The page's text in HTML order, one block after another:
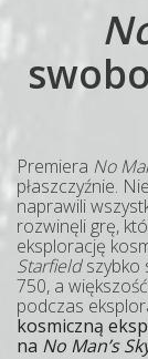
Premiera No
płaszczyźnie.
naprawili
rozwinęli grę,
eksplorację
Starfieldszybko
750, a
podczas
kosmiczną
na No Man’s